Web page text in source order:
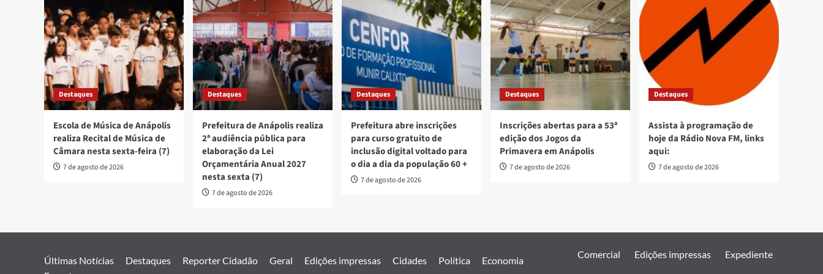
Destaques
Escola de Música de Anápolis
realiza Recital de Música de
Câmara nesta sexta-feira (7)
7 de agosto de 2026
Destaques
Prefeitura de Anápolis realiza
2ª audiência pública para
elaboração da Lei
Orçamentária Anual 2027
nesta sexta (7)
7 de agosto de 2026
Destaques
Prefeitura abre inscrições
para curso gratuito de
inclusão digital voltado para
o dia a dia da população 60 +
7 de agosto de 2026
Destaques
Inscrições abertas para a 53ª
edição dos Jogos da
Primavera em Anápolis
7 de agosto de 2026
Destaques
Assista à programação de
hoje da Rádio Nova FM, links
aqui:
7 de agosto de 2026
Últimas Notícias Destaques Reporter Cidadão Geral Edições impressas Cidades Política
Economia
Comercial Edições impressas Expediente